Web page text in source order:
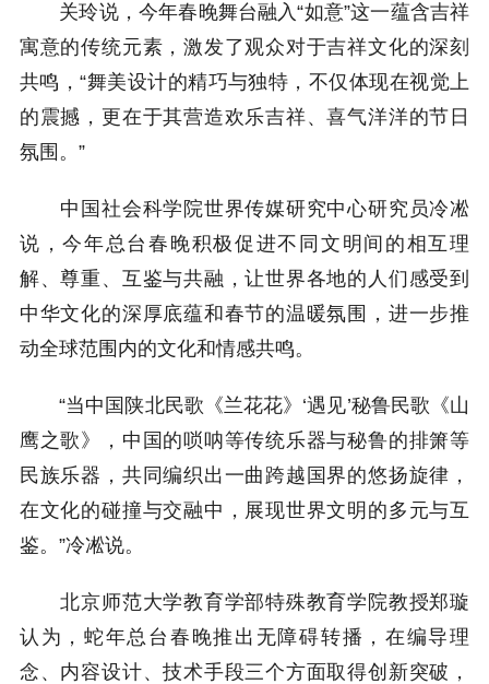
关玲说，今年春晚舞台融入“如意”这一蕴含吉祥
寓意的传统元素，激发了观众对于吉祥文化的深刻
共鸣，“舞美设计的精巧与独特，不仅体现在视觉上
的震撼，更在于其营造欢乐吉祥、喜气洋洋的节日
氛围。”
中国社会科学院世界传媒研究中心研究员冷凇
说，今年总台春晚积极促进不同文明间的相互理
解、尊重、互鉴与共融，让世界各地的人们感受到
中华文化的深厚底蕴和春节的温暖氛围，进一步推
动全球范围内的文化和情感共鸣。
“当中国陕北民歌《兰花花》‘遇见’秘鲁民歌《山
鹰之歌》，中国的唢呐等传统乐器与秘鲁的排箫等
民族乐器，共同编织出一曲跨越国界的悠扬旋律，
在文化的碰撞与交融中，展现世界文明的多元与互
鉴。”冷凇说。
北京师范大学教育学部特殊教育学院教授郑璇
认为，蛇年总台春晚推出无障碍转播，在编导理
念、内容设计、技术手段三个方面取得创新突破，